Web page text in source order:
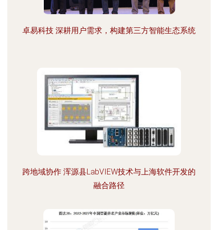
卓易科技 深耕用户需求，构建第三方智能生态系统
跨地域协作 浑源县LabVIEW技术与上海软件开发的
融合路径